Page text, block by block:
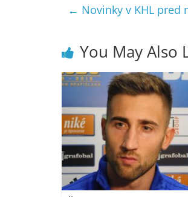
← Novinky v KHL pred
You May Also